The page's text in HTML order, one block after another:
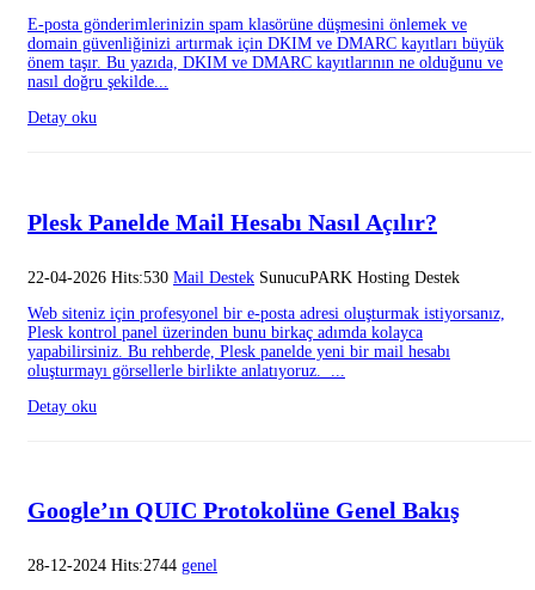
E-posta gönderimlerinizin spam klasörüne düşmesini önlemek ve
domain güvenliğinizi artırmak için DKIM ve DMARC kayıtları büyük
önem taşır. Bu yazıda, DKIM ve DMARC kayıtlarının ne olduğunu ve
nasıl doğru şekilde...
Detay oku
Plesk Panelde Mail Hesabı Nasıl Açılır?
22-04-2026 Hits:530 Mail Destek SunucuPARK Hosting Destek
Web siteniz için profesyonel bir e-posta adresi oluşturmak istiyorsanız,
Plesk kontrol panel üzerinden bunu birkaç adımda kolayca
yapabilirsiniz. Bu rehberde, Plesk panelde yeni bir mail hesabı
oluşturmayı görsellerle birlikte anlatıyoruz. ...
Detay oku
Google’ın QUIC Protokolüne Genel Bakış
28-12-2024 Hits:2744 genel